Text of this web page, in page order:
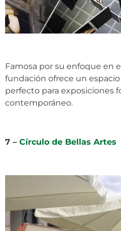
Famosa por su enfoque en
fundación ofrece un
perfecto para exposiciones
contemporáneo.
7 – Círculo de Bellas Artes